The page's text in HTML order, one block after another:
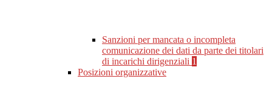
Sanzioni per mancata o incompleta
comunicazione dei dati da parte dei titolari
di incarichi dirigenziali 1
Posizioni organizzative